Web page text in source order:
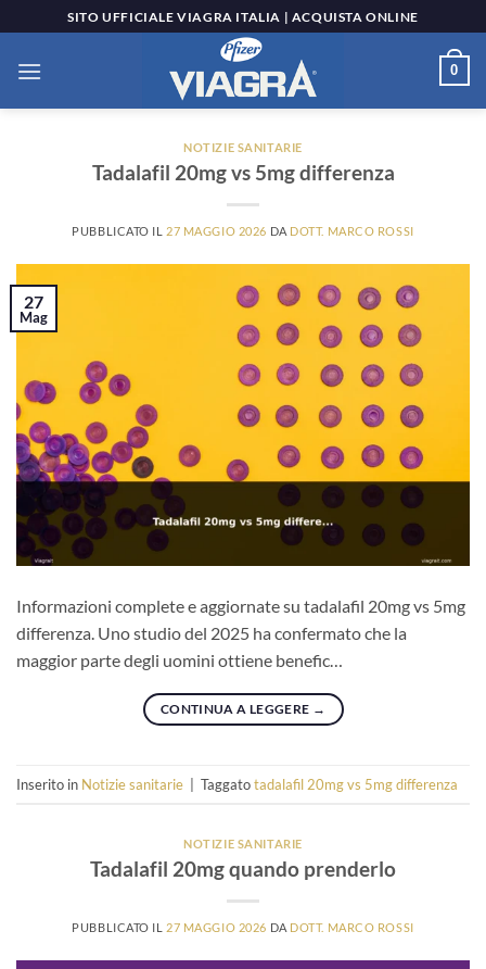
ai
contenuti
SITO UFFICIALE VIAGRA ITALIA | ACQUISTA ONLINE
0
NOTIZIE SANITARIE
Tadalafil 20mg vs 5mg differenza
PUBBLICATO IL 27 MAGGIO 2026 DA DOTT. MARCO ROSSI
27
Mag
Informazioni complete e aggiornate su tadalafil 20mg vs 5mg
differenza. Uno studio del 2025 ha confermato che la
maggior parte degli uomini ottiene benefic…
CONTINUA A LEGGERE →
Inserito in Notizie sanitarie Taggatotadalafil 20mg vs 5mg differenza
NOTIZIE SANITARIE
Tadalafil 20mg quando prenderlo
PUBBLICATO IL 27 MAGGIO 2026 DA DOTT. MARCO ROSSI